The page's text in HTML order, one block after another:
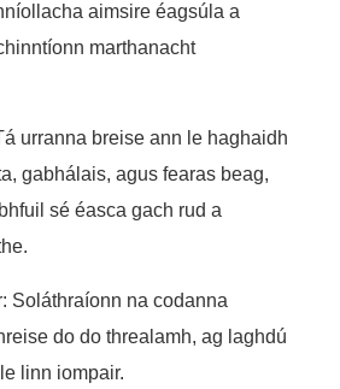
aimsire éagsúla a
marthanacht
urranna breise ann le haghaidh
gabhálais, agus fearas beag,
sé éasca gach rud a
Soláthraíonn na codanna
do do threalamh, ag laghdú
linn iompair.